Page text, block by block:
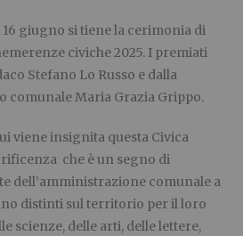
giugno si tiene la cerimonia di
civiche 2025. I premiati
Stefano Lo Russo e dalla
comunale Maria Grazia Grippo.
viene insignita questa Civica
che è un segno di
dell’amministrazione comunale a
distinti sul territorio per il loro
scienze, delle arti, delle lettere,